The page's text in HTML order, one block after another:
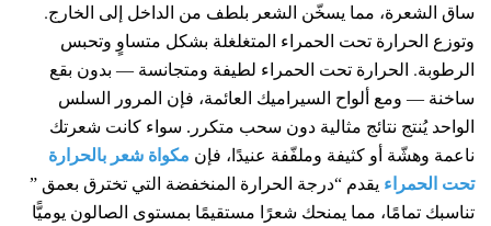
ساق الشعرة، مما يسخّن الشعر بلطف من الداخل إلى الخارج.
وتوزع الحرارة تحت الحمراء المتغلغلة بشكل متساوٍ وتحبس
الرطوبة. الحرارة تحت الحمراء لطيفة ومتجانسة — بدون بقع
ساخنة — ومع ألواح السيراميك العائمة، فإن المرور السلس
الواحد يُنتج نتائج مثالية دون سحب متكرر. سواء كانت شعرتك
ناعمة وهشّة أو كثيفة وملفّفة عنيدًا، فإن مكواة شعر بالحرارة
تحت الحمراء يقدم “درجة الحرارة المنخفضة التي تخترق بعمق ”
تناسبك تمامًا، مما يمنحك شعرًا مستقيمًا بمستوى الصالون يوميًّا